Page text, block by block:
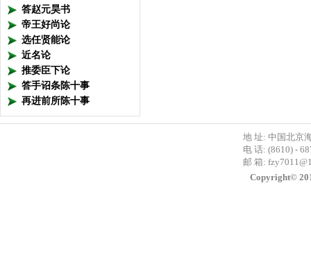
答赵元昊书
帝王好尚论
选任贤能论
近名论
推委臣下论
答手诏条陈十事
再进前所陈十事
地 址: 中国北京
电 话: (8610) -
邮 箱:
Copyright©